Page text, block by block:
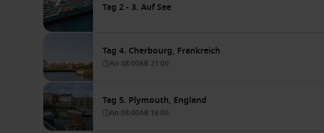
Tag 2 - 3. Auf See
Tag 4. Cherbourg, Frankreich
An 08:00AB 21:00
Tag 5. Plymouth, England
An 08:00AB 18:00